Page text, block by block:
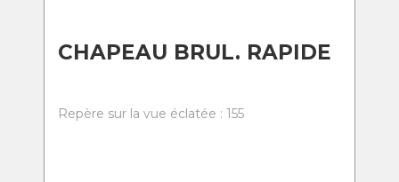
CHAPEAU BRUL. RAPIDE
Repère sur la vue éclatée : 155